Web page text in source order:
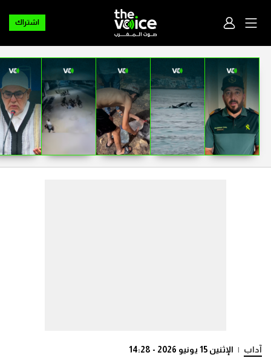
اشتراك
آداب | الإثنين 15 يونيو 2026 - 14:28